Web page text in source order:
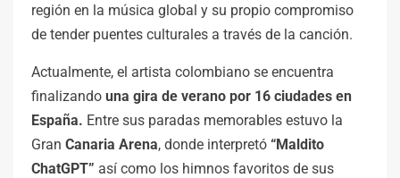
región en la música global y su propio compromiso
de tender puentes culturales a través de la canción.
Actualmente, el artista colombiano se encuentra
finalizando una gira de verano por 16 ciudades en
España. Entre sus paradas memorables estuvo la
Gran Canaria Arena, donde interpretó “Maldito
ChatGPT” así como los himnos favoritos de sus